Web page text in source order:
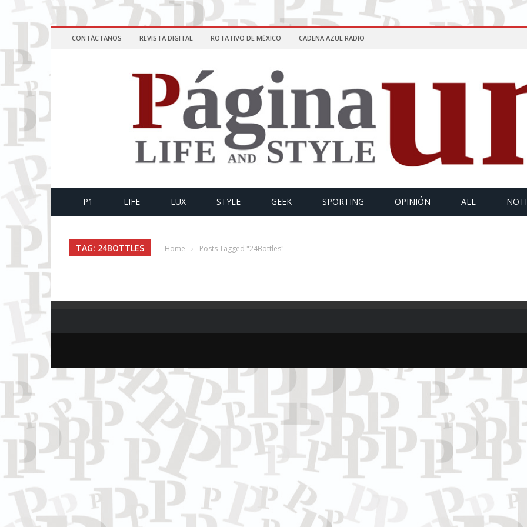
CONTÁCTANOS REVISTA DIGITAL ROTATIVO DE MÉXICO CADENA AZUL RADIO
P1 LIFE LUX STYLE GEEK SPORTING OPINIÓN ALL
TAG: 24BOTTLES Home › Posts Tagged "24Bottles"